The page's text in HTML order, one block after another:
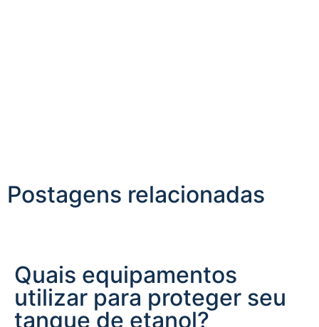
Postagens relacionadas
Quais equipamentos
utilizar para proteger seu
tanque de etanol?